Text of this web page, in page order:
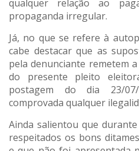
qualquer relação ao
propaganda irregular.
Já, no que se refere à
cabe destacar que as
pela denunciante remetem
do presente pleito
postagem do dia 23/
comprovada qualquer
Ainda salientou que
respeitados os bons